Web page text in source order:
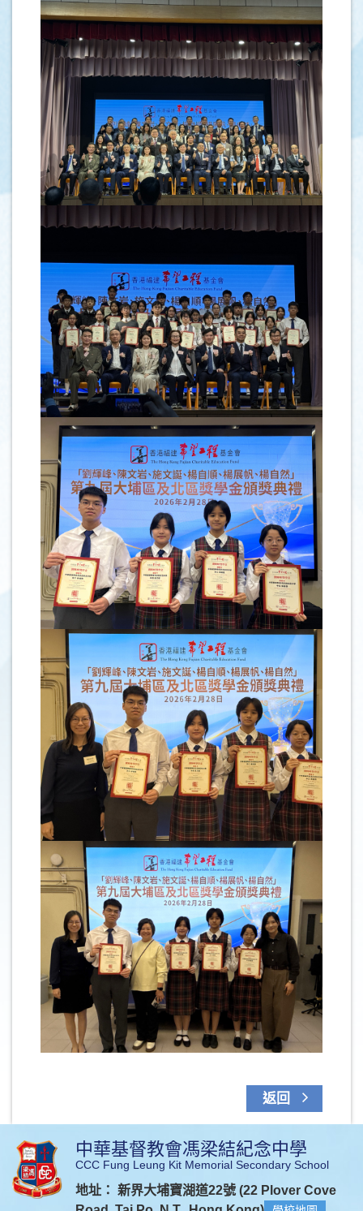
返回
中華基督教會馮梁結紀念中學
CCC Fung Leung Kit Memorial Secondary School
地址： 新界大埔寶湖道22號 (22 Plover Cove